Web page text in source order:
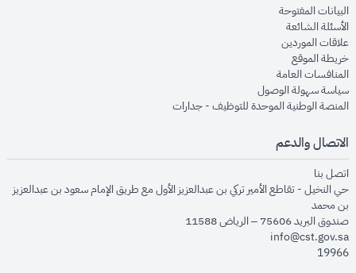
البيانات المفتوحةopens in new window
الأسئلة الشائعةopens in new window
علاقات الموردينopens in new window
خريطة الموقعopens in new window
المنافسات العامةopens in new window
سياسة سهولة الوصولopens in new window
المنصة الوطنية الموحدة للتوظيف - جداراتopens in new window
الاتصال والدعم
اتصل بنا
حي النخيل - تقاطع الأمير تركي بن عبدالعزيز الأول مع طريق الإمام سعود بن عبدالعزيز
بن محمد
صندوق البريد 75606 – الرياض 11588
info@cst.gov.sa
19966